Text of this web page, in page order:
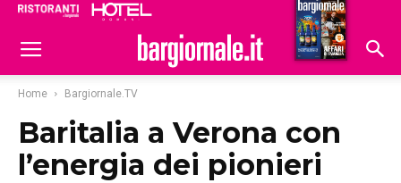
Hoteldomani
Home Bargiornale.TV
Baritalia a Verona con
l’energia dei pionieri